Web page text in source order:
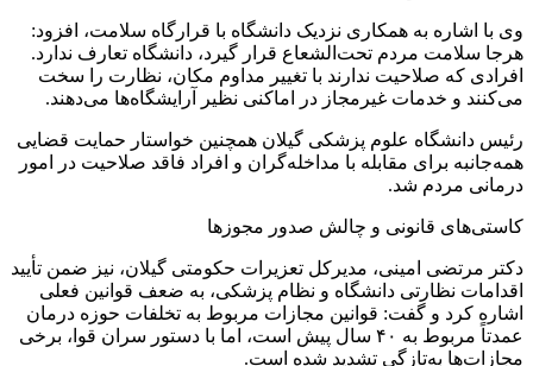
وی با اشاره به همکاری نزدیک دانشگاه با قرارگاه سلامت، افزود:
هرجا سلامت مردم تحت‌الشعاع قرار گیرد، دانشگاه تعارف ندارد.
افرادی که صلاحیت ندارند با تغییر مداوم مکان، نظارت را سخت
می‌کنند و خدمات غیرمجاز در اماکنی نظیر آرایشگاه‌ها می‌دهند.
رئیس دانشگاه علوم پزشکی گیلان همچنین خواستار حمایت قضایی
همه‌جانبه برای مقابله با مداخله‌گران و افراد فاقد صلاحیت در امور
درمانی مردم شد.
کاستی‌های قانونی و چالش صدور مجوزها
دکتر مرتضی امینی، مدیرکل تعزیرات حکومتی گیلان، نیز ضمن تأیید
اقدامات نظارتی دانشگاه و نظام پزشکی، به ضعف قوانین فعلی
اشاره کرد و گفت: قوانین مجازات مربوط به تخلفات حوزه درمان
عمدتاً مربوط به ۴۰ سال پیش است، اما با دستور سران قوا، برخی
مجازات‌ها به‌تازگی تشدید شده است.